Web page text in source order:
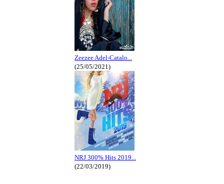
Zeezee Adel-Catalo...
(25/05/2021)
NRJ 300% Hits 2019...
(22/03/2019)